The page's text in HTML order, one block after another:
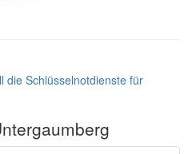
die Schlüsselnotdienste für